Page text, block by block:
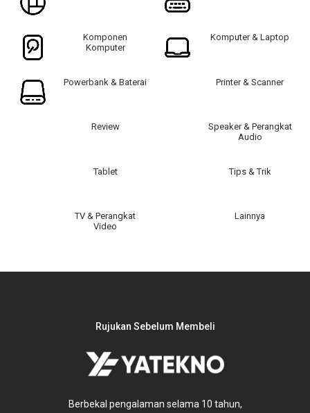
Komponen
Komputer
Komputer & Laptop
Powerbank & Baterai Printer & Scanner
Review
Speaker & Perangkat
Audio
Tablet Tips & Trik
TV & Perangkat
Video
Lainnya
Rujukan Sebelum Membeli
Berbekal pengalaman selama 10 tahun,